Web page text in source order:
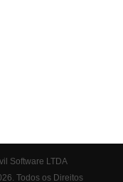
Software LTDA
Todos os Direitos